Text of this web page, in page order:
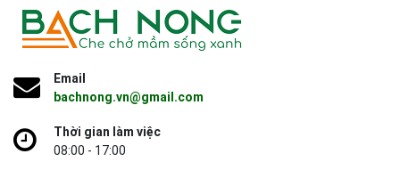
Email
bachnong.vn@gmail.com
Thời gian làm việc
08:00 - 17:00